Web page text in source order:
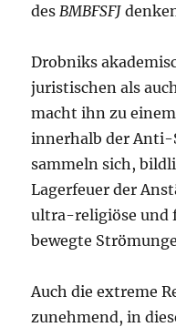
des BMBFSFJ
Drobniks
juristischen als
macht ihn zu
innerhalb der Anti-
sammeln sich,
Lagerfeuer der
ultra-religiöse und
bewegte
Auch die extreme
zunehmend, in